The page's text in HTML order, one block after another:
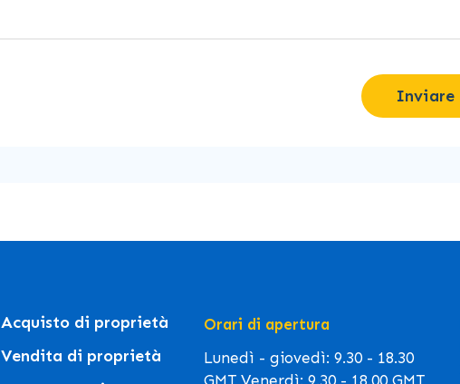
Inviare
Acquisto di proprietà
Vendita di proprietà
Orari di apertura
Lunedì - giovedì: 9.30 - 18.30
GMT Venerdì: 9.30 - 18.00 GMT